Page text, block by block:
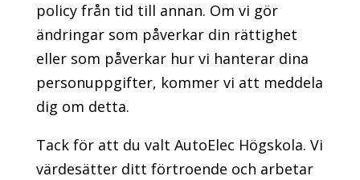
policy från tid till annan. Om vi gör
ändringar som påverkar din rättighet
eller som påverkar hur vi hanterar dina
personuppgifter, kommer vi att meddela
dig om detta.
Tack för att du valt AutoElec Högskola. Vi
värdesätter ditt förtroende och arbetar